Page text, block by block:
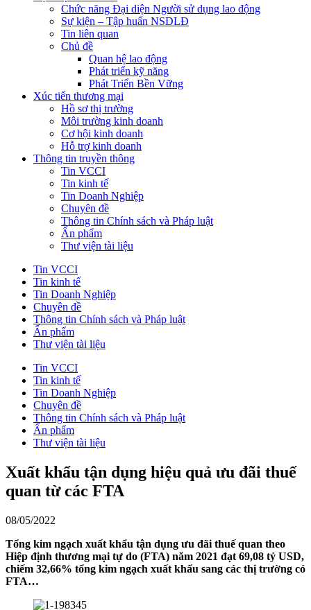
Chức năng Đại diện Người sử dụng lao động
Sự kiện – Tập huấn NSDLĐ
Tin liên quan
Chủ đề
Quan hệ lao động
Phát triển kỹ năng
Phát Triển Bền Vững
Xúc tiến thương mại
Hồ sơ thị trường
Môi trường kinh doanh
Cơ hội kinh doanh
Hỗ trợ kinh doanh
Thông tin truyền thông
Tin VCCI
Tin kinh tế
Tin Doanh Nghiệp
Chuyên đề
Thông tin Chính sách và Pháp luật
Ấn phẩm
Thư viện tài liệu
Tin VCCI
Tin kinh tế
Tin Doanh Nghiệp
Chuyên đề
Thông tin Chính sách và Pháp luật
Ấn phẩm
Thư viện tài liệu
Tin VCCI
Tin kinh tế
Tin Doanh Nghiệp
Chuyên đề
Thông tin Chính sách và Pháp luật
Ấn phẩm
Thư viện tài liệu
Xuất khẩu tận dụng hiệu quả ưu đãi thuế
quan từ các FTA
08/05/2022
Tổng kim ngạch xuất khẩu tận dụng ưu đãi thuế quan theo
Hiệp định thương mại tự do (FTA) năm 2021 đạt 69,08 tỷ USD,
chiếm 32,66% tổng kim ngạch xuất khẩu sang các thị trường có
FTA…